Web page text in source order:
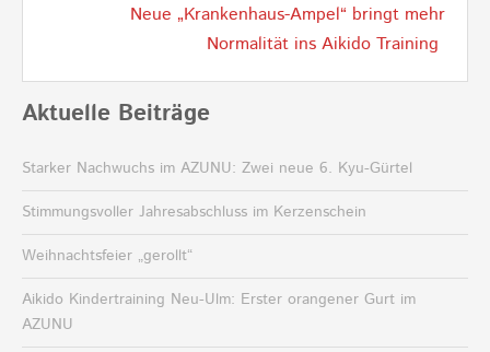
Neue „Krankenhaus-Ampel“ bringt mehr
Normalität ins Aikido Training
Aktuelle Beiträge
Starker Nachwuchs im AZUNU: Zwei neue 6. Kyu-Gürtel
Stimmungsvoller Jahresabschluss im Kerzenschein
Weihnachtsfeier „gerollt“
Aikido Kindertraining Neu-Ulm: Erster orangener Gurt im
AZUNU